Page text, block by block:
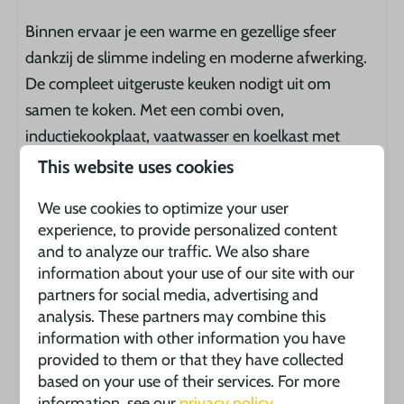
Binnen ervaar je een warme en gezellige sfeer
dankzij de slimme indeling en moderne afwerking.
De compleet uitgeruste keuken nodigt uit om
samen te koken. Met een combi oven,
inductiekookplaat, vaatwasser en koelkast met
vriesvak ontbreekt het je aan niets. Voor de deur
Franse zomeravonden.
Ook aan comfort is gedacht. De airconditioning
zorgt het hele jaar door voor een aangename
temperatuur, of je nu terugkomt van een zonnige
dag bij het zwembad of van een actieve
ontdekkingstocht door de Dordogne. Thuiskomen
This website uses cookies
We use cookies to optimize your user
experience, to provide personalized content
and to analyze our traffic. We also share
information about your use of our site with our
partners for social media, advertising and
analysis. These partners may combine this
information with other information you have
provided to them or that they have collected
based on your use of their services. For more